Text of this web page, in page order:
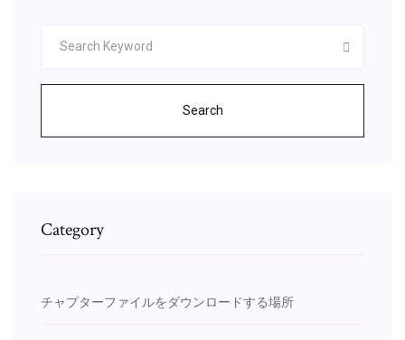
Search
Category
チャプターファイルをダウンロードする場所